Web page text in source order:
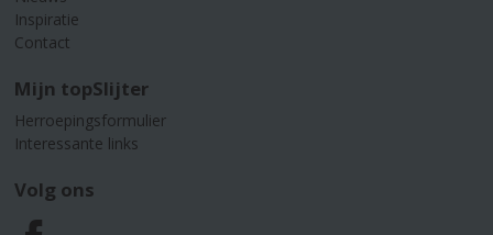
Inspiratie
Contact
Mijn topSlijter
Herroepingsformulier
Interessante links
Volg ons